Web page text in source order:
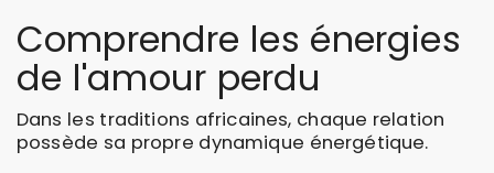
Comprendre les énergies
de l'amour perdu
Dans les traditions africaines, chaque relation
possède sa propre dynamique énergétique.